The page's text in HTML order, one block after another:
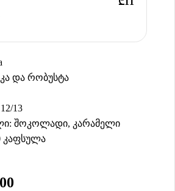
და რობუსტა
13
შოკოლადი, კარამელი
კაფსულა